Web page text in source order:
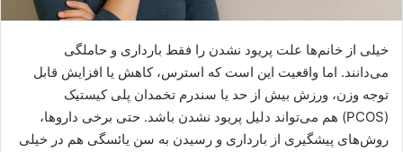
خیلی از خانم‌ها علت پریود نشدن را فقط بارداری و حاملگی
می‌دانند. اما واقعیت این است که استرس، کاهش یا افزایش قابل
توجه وزن، ورزش بیش از حد یا سندرم تخمدان پلی کیستیک
(PCOS) هم می‌تواند دلیل پریود نشدن باشد. حتی برخی داروها،
روش‌های پیشگیری از بارداری و رسیدن به سن یائسگی هم در خیلی